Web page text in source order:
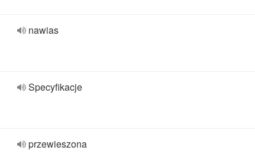
nawias
Specyfikacje
przewieszona